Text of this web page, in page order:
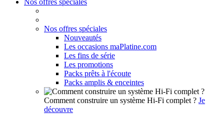
Nos offres spéciales
Nouveautés
Les occasions maPlatine.com
Les fins de série
Les promotions
Packs prêts à l'écoute
Packs amplis & enceintes
Comment construire un système Hi-Fi complet ? Je
découvre